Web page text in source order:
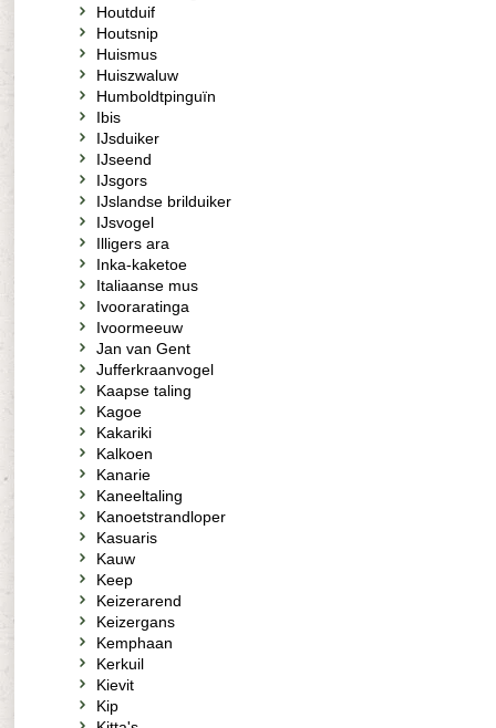
Houtduif
Houtsnip
Huismus
Huiszwaluw
Humboldtpinguïn
Ibis
IJsduiker
IJseend
IJsgors
IJslandse brilduiker
IJsvogel
Illigers ara
Inka-kaketoe
Italiaanse mus
Ivooraratinga
Ivoormeeuw
Jan van Gent
Jufferkraanvogel
Kaapse taling
Kagoe
Kakariki
Kalkoen
Kanarie
Kaneeltaling
Kanoetstrandloper
Kasuaris
Kauw
Keep
Keizerarend
Keizergans
Kemphaan
Kerkuil
Kievit
Kip